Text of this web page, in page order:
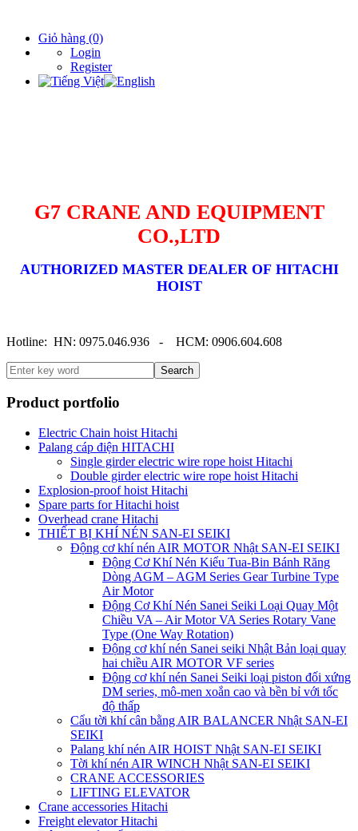
Giỏ hàng (0)
Login
Register
G7 CRANE AND EQUIPMENT
CO.,LTD
AUTHORIZED MASTER DEALER OF HITACHI
HOIST
Hotline: HN: 0975.046.936 - HCM: 0906.604.608
Search
Product portfolio
Electric Chain hoist Hitachi
Palang cáp điện HITACHI
Single girder electric wire rope hoist Hitachi
Double girder electric wire rope hoist Hitachi
Explosion-proof hoist Hitachi
Spare parts for Hitachi hoist
Overhead crane Hitachi
THIẾT BỊ KHÍ NÉN SAN-EI SEIKI
Động cơ khí nén AIR MOTOR Nhật SAN-EI SEIKI
Động Cơ Khí Nén Kiểu Tua-Bin Bánh Răng
Dòng AGM – AGM Series Gear Turbine Type
Air Motor
Động Cơ Khí Nén Sanei Seiki Loại Quay Một
Chiều VA – Air Motor VA Series Rotary Vane
Type (One Way Rotation)
Động cơ khí nén Sanei seiki Nhật Bản loại quay
hai chiều AIR MOTOR VF series
Động cơ khí nén Sanei Seiki loại piston đối xứng
DM series, mô-men xoắn cao và bền bỉ với tốc
độ thấp
Cẩu tời khí cân bằng AIR BALANCER Nhật SAN-EI
SEIKI
Palang khí nén AIR HOIST Nhật SAN-EI SEIKI
Tời khí nén AIR WINCH Nhật SAN-EI SEIKI
CRANE ACCESSORIES
LIFTING ELEVATOR
Crane accessories Hitachi
Freight elevator Hitachi